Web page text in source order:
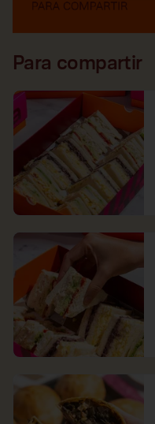
Para compartir